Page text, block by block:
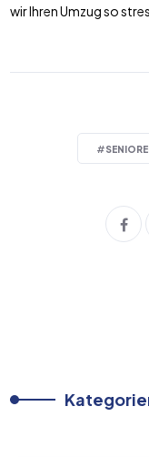
wir Ihren Umzug so
#